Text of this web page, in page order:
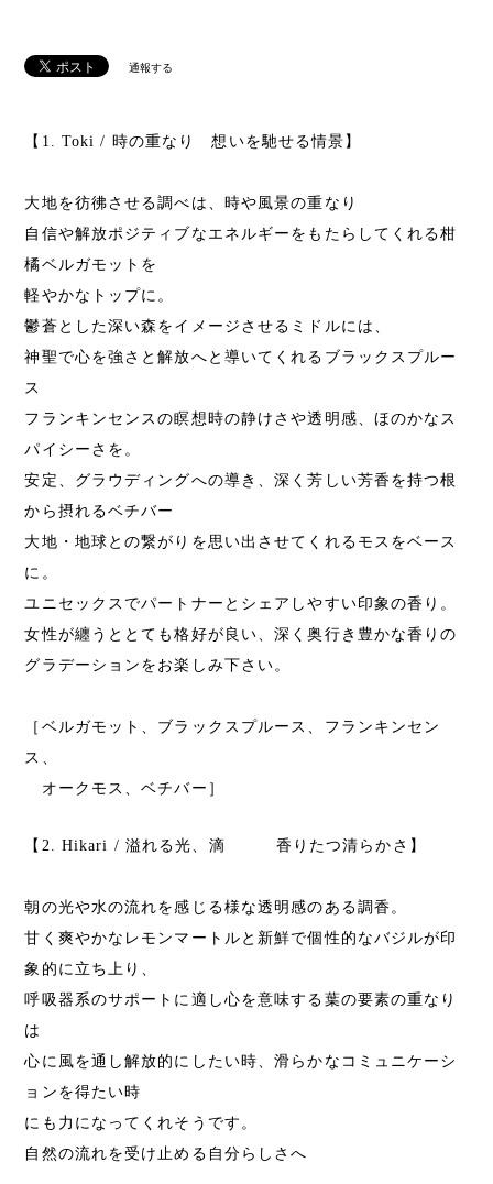
通報する
【1. Toki / 時の重なり 想いを馳せる情景】
大地を彷彿させる調べは、時や風景の重なり
自信や解放ポジティブなエネルギーをもたらしてくれる柑
橘ベルガモットを
軽やかなトップに。
鬱蒼とした深い森をイメージさせるミドルには、
神聖で心を強さと解放へと導いてくれるブラックスプルー
ス
フランキンセンスの瞑想時の静けさや透明感、ほのかなス
パイシーさを。
安定、グラウディングへの導き、深く芳しい芳香を持つ根
から摂れるベチバー
大地・地球との繋がりを思い出させてくれるモスをベース
に。
ユニセックスでパートナーとシェアしやすい印象の香り。
女性が纏うととても格好が良い、深く奥行き豊かな香りの
グラデーションをお楽しみ下さい。
［ベルガモット、ブラックスプルース、フランキンセン
ス、
オークモス、ベチバー］
【2. Hikari / 溢れる光、滴 香りたつ清らかさ】
朝の光や水の流れを感じる様な透明感のある調香。
甘く爽やかなレモンマートルと新鮮で個性的なバジルが印
象的に立ち上り、
呼吸器系のサポートに適し心を意味する葉の要素の重なり
は
心に風を通し解放的にしたい時、滑らかなコミュニケーシ
ョンを得たい時
にも力になってくれそうです。
自然の流れを受け止める自分らしさへ